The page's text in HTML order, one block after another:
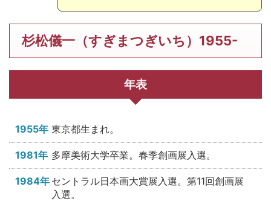
杉松儀一（すぎまつぎいち）1955-
年表
1955年 東京都生まれ。
1981年 多摩美術大学卒業。春季創画展入選。
1984年 セントラル日本画大賞展入選。第11回創画展
入選。